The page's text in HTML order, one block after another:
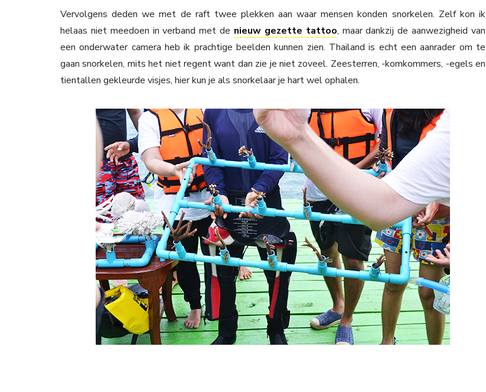
Vervolgens deden we met de raft twee plekken aan waar mensen konden snorkelen. Zelf kon ik
helaas niet meedoen in verband met de nieuw gezette tattoo, maar dankzij de aanwezigheid van
een onderwater camera heb ik prachtige beelden kunnen zien. Thailand is echt een aanrader om te
gaan snorkelen, mits het niet regent want dan zie je niet zoveel. Zeesterren, -komkommers, -egels en
tientallen gekleurde visjes, hier kun je als snorkelaar je hart wel ophalen.